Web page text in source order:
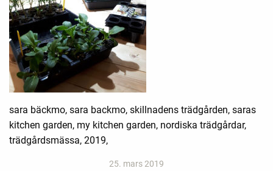
sara bäckmo, sara backmo, skillnadens trädgården, saras
kitchen garden, my kitchen garden, nordiska trädgårdar,
trädgårdsmässa, 2019,
25. mars 2019